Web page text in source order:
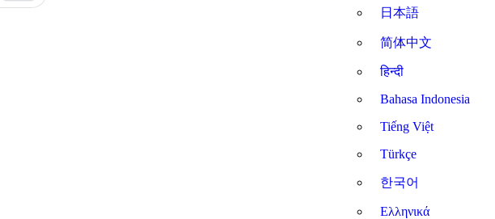
日本語
简体中文
हिन्दी
Bahasa Indonesia
Tiếng Việt
Türkçe
한국어
Ελληνικά